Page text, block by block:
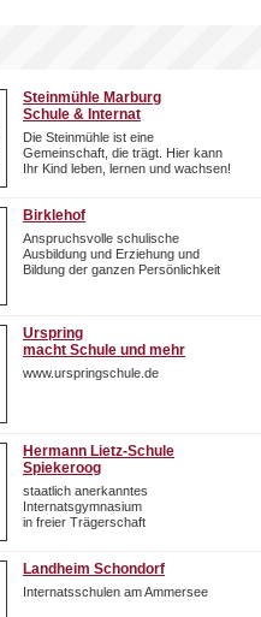
Steinmühle Marburg
Schule & Internat
Die Steinmühle ist eine
Gemeinschaft, die trägt. Hier kann
Ihr Kind leben, lernen und wachsen!
Birklehof
Anspruchsvolle schulische
Ausbildung und Erziehung und
Bildung der ganzen Persönlichkeit
Urspring
macht Schule und mehr
www.urspringschule.de
Hermann Lietz-Schule
Spiekeroog
staatlich anerkanntes
Internatsgymnasium
in freier Trägerschaft
Landheim Schondorf
Internatsschulen am Ammersee